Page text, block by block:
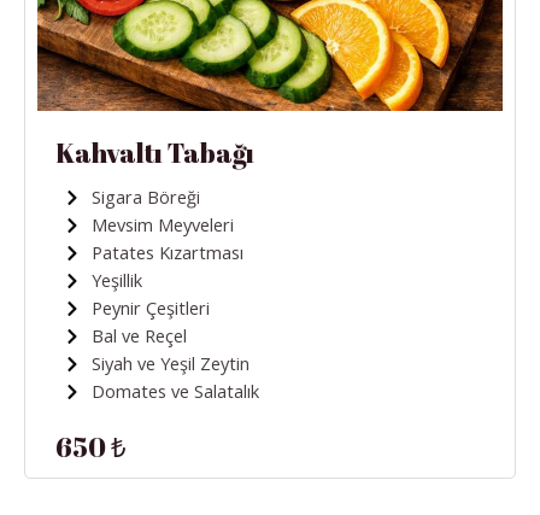
Kahvaltı Tabağı
Sigara Böreği
Mevsim Meyveleri
Patates Kızartması
Yeşillik
Peynir Çeşitleri
Bal ve Reçel
Siyah ve Yeşil Zeytin
Domates ve Salatalık
650 ₺